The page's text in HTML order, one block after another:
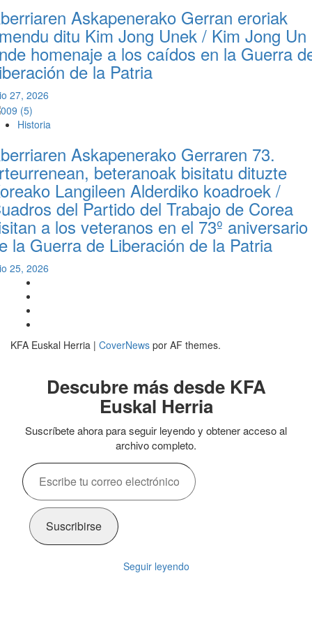
Askapenerako Gerran eroriak
ditu Kim Jong Unek / Kim Jong Un
homenaje a los caídos en la Guerra
de la Patria
27, 2026
Historia
Askapenerako Gerraren 73.
beteranoak bisitatu dituzte
Langileen Alderdiko koadroek /
del Partido del Trabajo de Corea
a los veteranos en el 73º aniversario
la Guerra de Liberación de la Patria
25, 2026
KFA Euskal Herria | CoverNews por AF themes.
Descubre más desde KFA
Euskal Herria
Suscríbete ahora para seguir leyendo y obtener acceso al
archivo completo.
Escribe
tu
correo
electrónico…
Suscribirse
Seguir leyendo